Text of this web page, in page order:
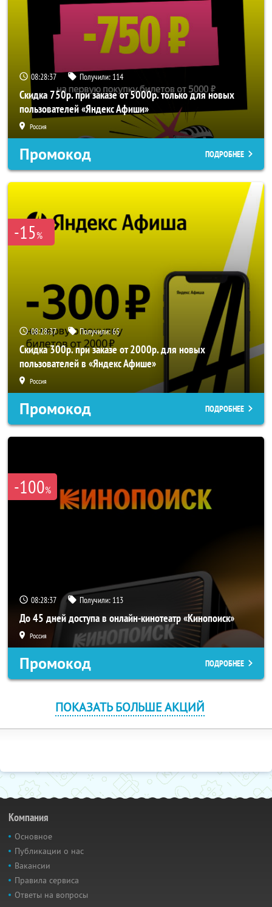
08:28:36 Получили: 114
Скидка 750р. при заказе от 5000р. только для новых
пользователей «Яндекс Афиши»
Россия
Промокод ПОДРОБНЕЕ
-15%
08:28:36 Получили:65
Скидка 300р. при заказе от 2000р. для новых
пользователей в «Яндекс Афише»
Россия
Промокод ПОДРОБНЕЕ
-100%
08:28:36 Получили: 113
До 45 дней доступа в онлайн-кинотеатр «Кинопоиск»
Россия
Промокод ПОДРОБНЕЕ
ПОКАЗАТЬ БОЛЬШЕ АКЦИЙ
Компания
Основное
Публикации о нас
Вакансии
Правила сервиса
Ответы на вопросы